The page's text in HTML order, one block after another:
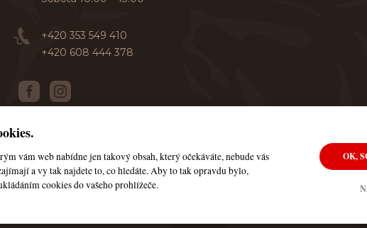
+420 353 549 410
+420 608 444 378
© Všechna práva vyhrazena JanaHorse
vám web nabídne jen takový obsah, který očekáváte, nebude vás
a vy tak najdete to, co hledáte. Aby to tak opravdu bylo,
cookies do vašeho prohlížeče.
OK,